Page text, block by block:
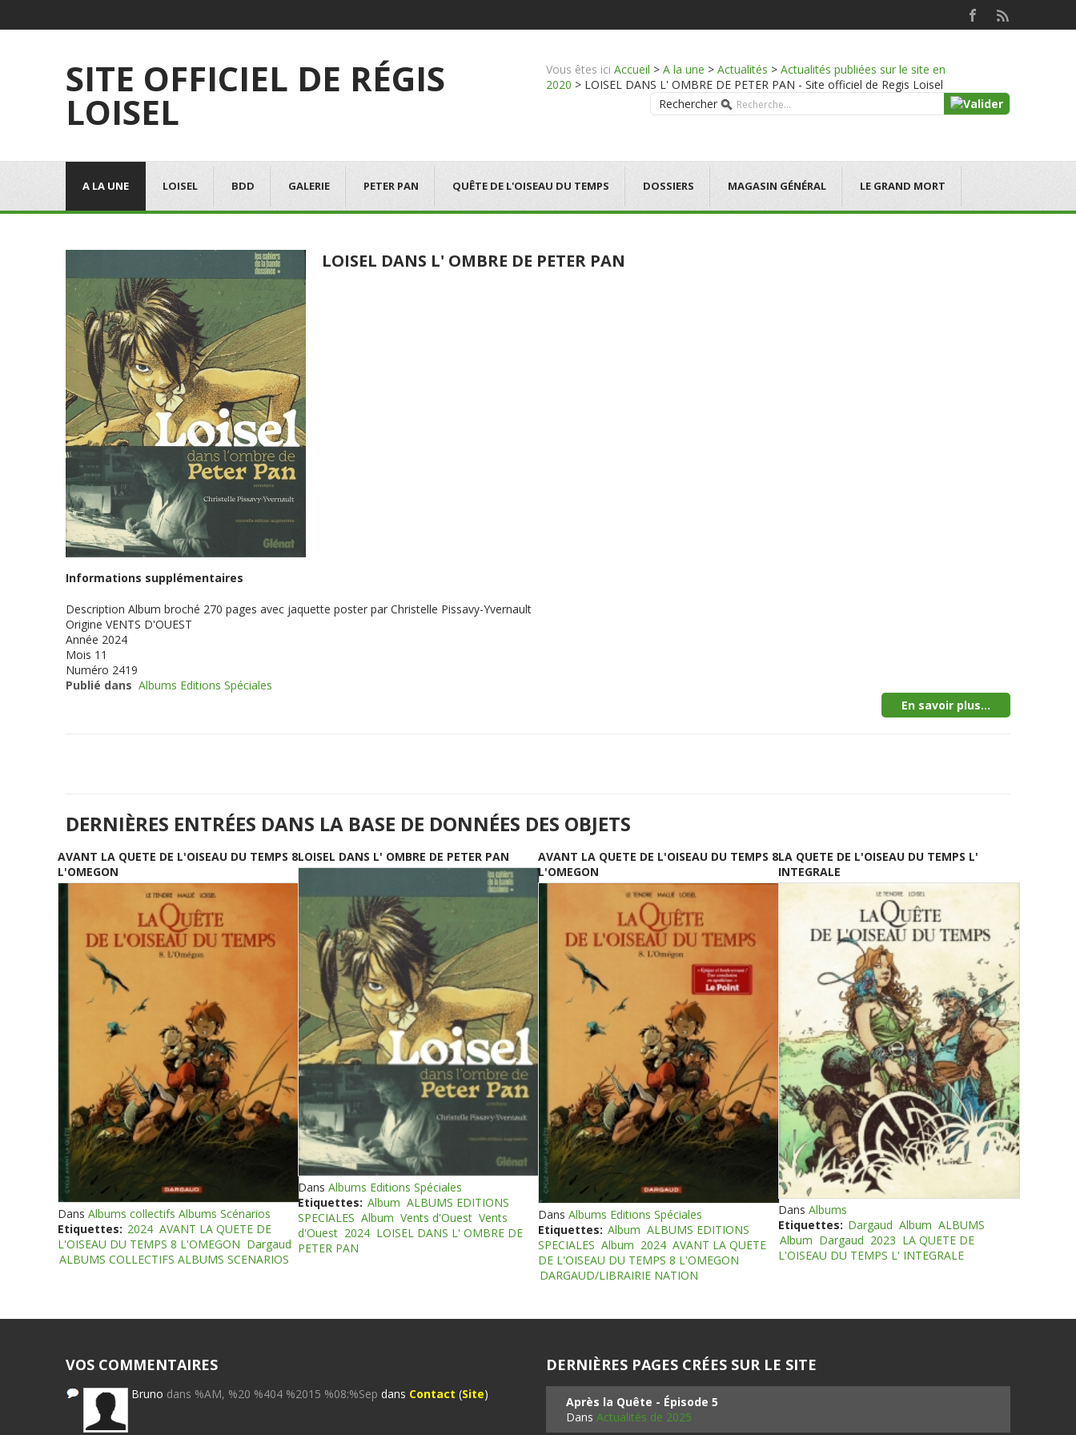
SITE OFFICIEL DE RÉGIS
LOISEL
Vous êtes ici Accueil > A la une > Actualités > Actualités publiées sur le site en
2020 > LOISEL DANS L' OMBRE DE PETER PAN - Site officiel de Regis Loisel
Rechercher
A LA UNE LOISEL BDD GALERIE PETER PAN QUÊTE DE L'OISEAU DU TEMPS DOSSIERS MAGASIN GÉNÉRAL LE GRAND MORT
LOISEL DANS L' OMBRE DE PETER PAN
Informations supplémentaires
Description Album broché 270 pages avec jaquette poster par Christelle Pissavy-Yvernault
Origine VENTS D'OUEST
Année 2024
Mois 11
Numéro 2419
Publié dans Albums Editions Spéciales
En savoir plus...
DERNIÈRES ENTRÉES DANS LA BASE DE DONNÉES DES OBJETS
AVANT LA QUETE DE L'OISEAU DU TEMPS 8
L'OMEGON
Dans Albums collectifs Albums Scénarios
Etiquettes: 2024 AVANT LA QUETE DE
L'OISEAU DU TEMPS 8 L'OMEGON Dargaud
ALBUMS COLLECTIFS ALBUMS SCENARIOS
LOISEL DANS L' OMBRE DE PETER PAN
Dans Albums Editions Spéciales
Etiquettes: Album ALBUMS EDITIONS
SPECIALES Album Vents d'Ouest Vents
d'Ouest 2024 LOISEL DANS L' OMBRE DE
PETER PAN
AVANT LA QUETE DE L'OISEAU DU TEMPS 8
L'OMEGON
Dans Albums Editions Spéciales
Etiquettes: Album ALBUMS EDITIONS
SPECIALES Album 2024 AVANT LA QUETE
DE L'OISEAU DU TEMPS 8 L'OMEGON
DARGAUD/LIBRAIRIE NATION
LA QUETE DE L'OISEAU DU TEMPS L'
INTEGRALE
Dans Albums
Etiquettes: Dargaud Album ALBUMS
Album Dargaud 2023 LA QUETE DE
L'OISEAU DU TEMPS L' INTEGRALE
VOS COMMENTAIRES
Bruno dans %AM, %20 %404 %2015 %08:%Sep dans Contact (Site)
DERNIÈRES PAGES CRÉES SUR LE SITE
Après la Quête - Épisode 5
Dans Actualités de 2025